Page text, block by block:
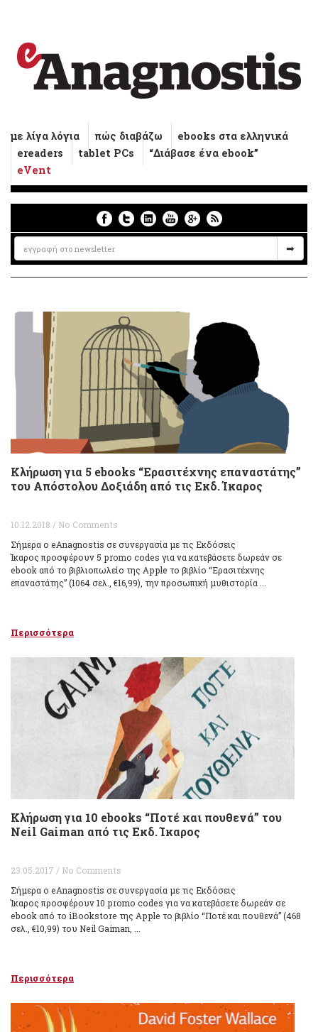
με λίγα λόγια πώς διαβάζω
ebooks στα ελληνικά
ereaders
tablet PCs
“Διάβασε ένα ebook”
eVent
Κλήρωση για 5 ebooks “Ερασιτέχνης επαναστάτης”
του Απόστολου Δοξιάδη από τις Εκδ. Ίκαρος
10.12.2018 / No Comments
Σήμερα ο eAnagnostis σε συνεργασία με τις Εκδόσεις
Ίκαρος προσφέρουν 5 promo codes για να κατεβάσετε δωρεάν σε
ebook από το βιβλιοπωλείο της Apple το βιβλίο “Ερασιτέχνης
επαναστάτης” (1064 σελ., €16,99), την προσωπική μυθιστορία ...
Περισσότερα
Κλήρωση για 10 ebooks “Ποτέ και πουθενά” του
Neil Gaiman από τις Εκδ. Ίκαρος
23.05.2017 / No Comments
Σήμερα ο eAnagnostis σε συνεργασία με τις Εκδόσεις
Ίκαρος προσφέρουν 10 promo codes για να κατεβάσετε δωρεάν σε
ebook από το iBookstore της Apple το βιβλίο “Ποτέ και πουθενά” (468
σελ., €10,99) του Neil Gaiman, ...
Περισσότερα